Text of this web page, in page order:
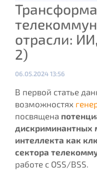
отрасли: ИИ,
2)
Опубликовано:
06.05.2024 13:56
В первой статье
возможностях
посвящена
дискриминантных
интеллекта как
сектора
работе с OSS/BSS.